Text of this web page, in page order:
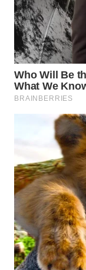
WN
INDRAMAYU
WN
KUNINGAN
WN
MAJALENGKA
SUBANG
WN
SUKABUMI
WN
PURWAKARTA